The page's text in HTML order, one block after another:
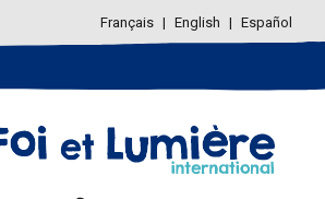
Français English Español